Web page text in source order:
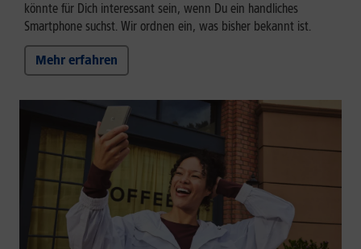
könnte für Dich interessant sein, wenn Du ein handliches
Smartphone suchst. Wir ordnen ein, was bisher bekannt ist.
Mehr erfahren